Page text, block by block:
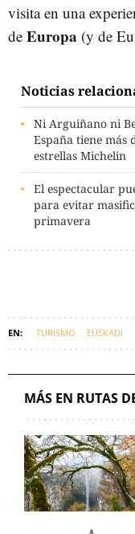
visita en una
de Europa (y de
Noticias
Ni Arguiñano ni
España tiene más
estrellas Michelin
El espectacular
para evitar
primavera
TURISMO EUSKADI
MÁS EN RUTAS